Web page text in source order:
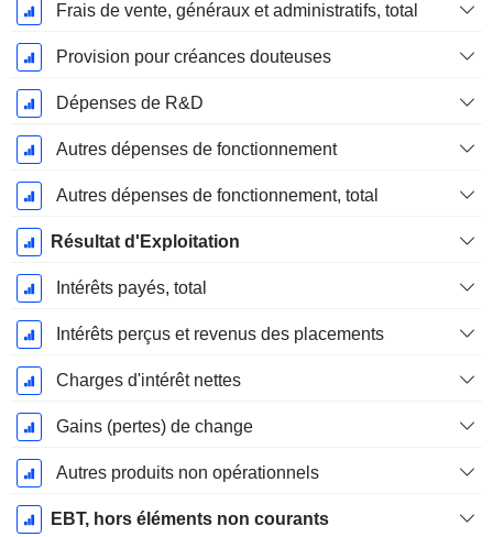
Frais de vente, généraux et administratifs, total
Provision pour créances douteuses
Dépenses de R&D
Autres dépenses de fonctionnement
Autres dépenses de fonctionnement, total
Résultat d'Exploitation
Intérêts payés, total
Intérêts perçus et revenus des placements
Charges d'intérêt nettes
Gains (pertes) de change
Autres produits non opérationnels
EBT, hors éléments non courants